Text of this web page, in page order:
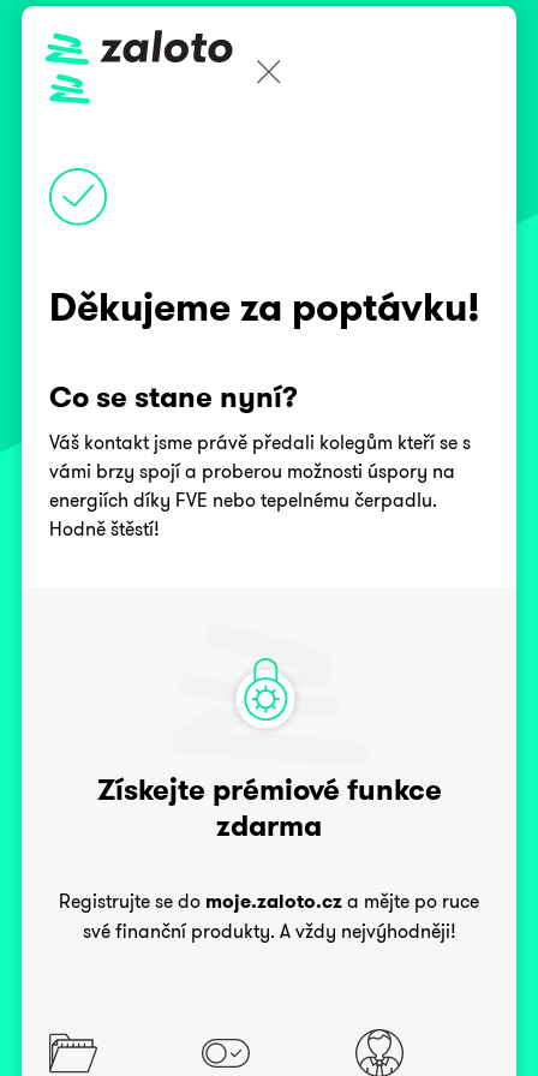
Děkujeme za poptávku!
Co se stane nyní?
Váš kontakt jsme právě předali kolegům kteří se s
vámi brzy spojí a proberou možnosti úspory na
energiích díky FVE nebo tepelnému čerpadlu.
Hodně štěstí!
Získejte prémiové funkce
zdarma
Registrujte se do moje.zaloto.cz a mějte po ruce
své finanční produkty. A vždy nejvýhodněji!